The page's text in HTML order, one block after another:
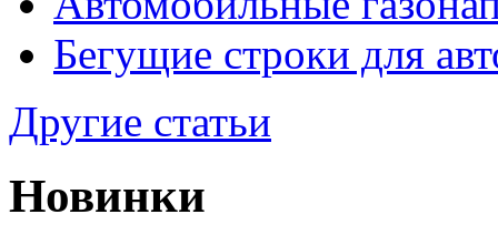
Бегущие строки для
Другие статьи
Новинки